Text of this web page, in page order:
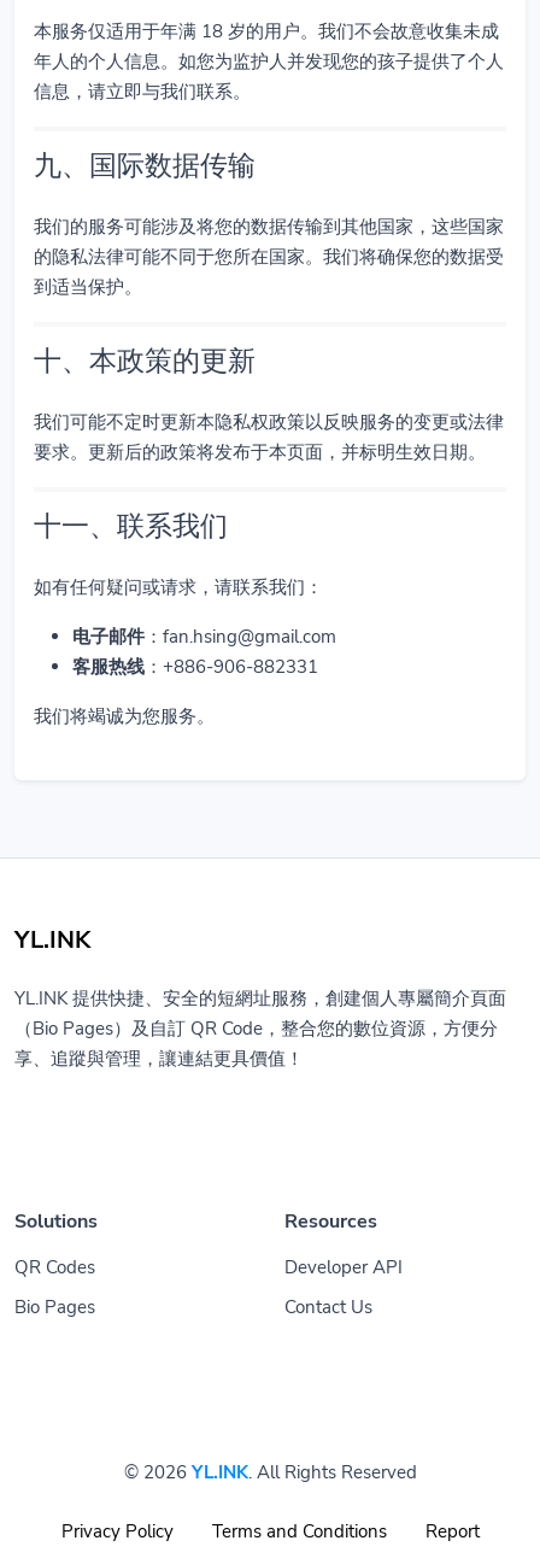
本服务仅适用于年满 18 岁的用户。我们不会故意收集未成
年人的个人信息。如您为监护人并发现您的孩子提供了个人
信息，请立即与我们联系。
九、国际数据传输
我们的服务可能涉及将您的数据传输到其他国家，这些国家
的隐私法律可能不同于您所在国家。我们将确保您的数据受
到适当保护。
十、本政策的更新
我们可能不定时更新本隐私权政策以反映服务的变更或法律
要求。更新后的政策将发布于本页面，并标明生效日期。
十一、联系我们
如有任何疑问或请求，请联系我们：
电子邮件 ： fan.hsing@gmail.com
客服热线 ：+886-906-882331
我们将竭诚为您服务。
YL.INK
YL.INK 提供快捷、安全的短網址服務，創建個人專屬簡介頁面
（Bio Pages）及自訂 QR Code，整合您的數位資源，方便分
享、追蹤與管理，讓連結更具價值！
Solutions
QR Codes
Bio Pages
Resources
Developer API
Contact Us
© 2026YL.INK. All Rights Reserved
Privacy Policy Terms and Conditions Report